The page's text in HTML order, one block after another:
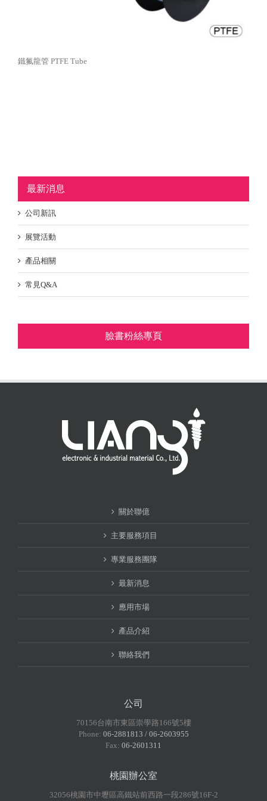
鐵氟龍管 PTFE Tube
最新消息
公司新訊
展覽活動
產品相關
常見Q&A
臉書粉絲專頁
關於聯億
主要服務項目
專業服務團隊
最新消息
應用市場
產品介紹
聯絡我們
公司
70156台南市東區崇學路166號5樓
Phone: 06-2881813 / 06-2603955
Fax: 06-2601311
桃園辦公室
32056桃園市中壢區高鐵站前西路一段286號16F-2